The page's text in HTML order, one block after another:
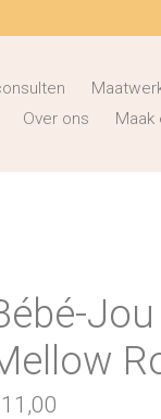
Over ons Maak